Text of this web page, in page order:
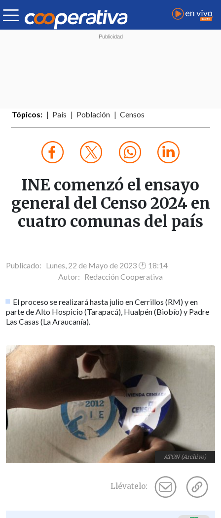
Tópicos: País Población Censos
INE comenzó el ensayo
general del Censo 2024 en
cuatro comunas del país
Publicado: Lunes, 22 de Mayo de 2023 🕐 18:14
Autor: Redacción Cooperativa
El proceso se realizará hasta julio en Cerrillos (RM) y en
parte de Alto Hospicio (Tarapacá), Hualpén (Biobío) y Padre
Las Casas (La Araucanía).
ATON (Archivo)
Llévatelo: